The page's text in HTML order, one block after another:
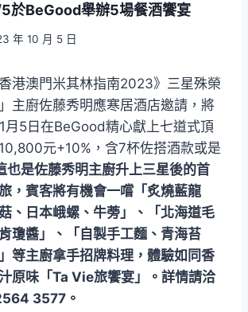
於BeGood舉辦5場餐酒饗宴
年 10 月 5 日
港澳門米其林指南2023》三星殊榮
主廚佐藤秀明應寒居酒店邀請，將
月5日在BeGood精心獻上七道式頂
元+10%，含7杯佐搭酒款或是
也是佐藤秀明主廚升上三星後的首
，賓客將有機會一嚐「炙燒藍龍
、日本峨螺、牛蒡」、「北海道毛
瓊醬」、「自製手工麵、青海苔
等主廚拿手招牌料理，體驗如同香
原味「Ta Vie旅饗宴」。詳情請洽
3577。